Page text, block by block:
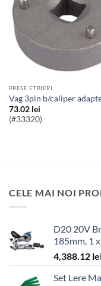
PRESE ETRIERI
vag 3pin b/caliper
73.02 lei
(#33320)
CELE MAI NOI
D20 20V
185mm, 1
4,388.12
Set Lere